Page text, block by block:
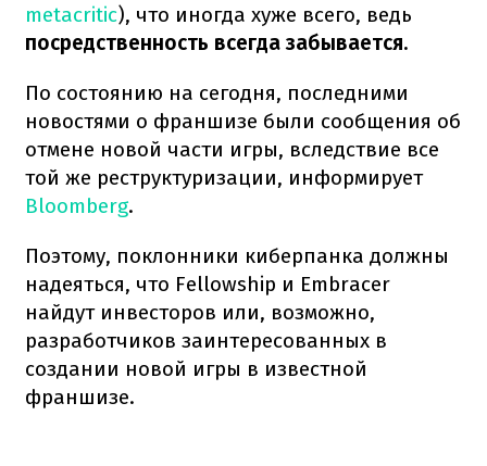
metacritic), что иногда хуже всего, ведь
посредственность всегда забывается.
По состоянию на сегодня, последними
новостями о франшизе были сообщения об
отмене новой части игры, вследствие все
той же реструктуризации, информирует
Bloomberg.
Поэтому, поклонники киберпанка должны
надеяться, что Fellowship и Embracer
найдут инвесторов или, возможно,
разработчиков заинтересованных в
создании новой игры в известной
франшизе.